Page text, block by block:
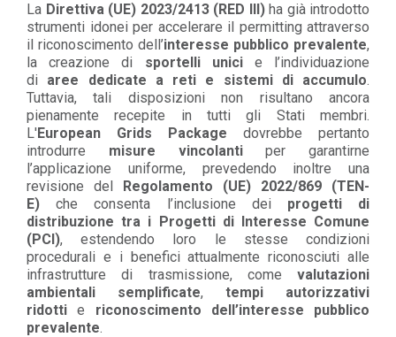
La Direttiva (UE) 2023/2413 (RED III) ha già introdotto
strumenti idonei per accelerare il permitting attraverso
il riconoscimento dell’interesse pubblico prevalente,
la creazione di
sportelli unici
e l’individuazione
di aree dedicate a reti e sistemi di accumulo.
Tuttavia, tali disposizioni non risultano ancora
pienamente recepite in tutti gli Stati membri.
L'European Grids Package
dovrebbe pertanto
introdurre
misure vincolanti
per garantirne
l’applicazione uniforme, prevedendo inoltre una
revisione del
Regolamento (UE) 2022/869 (TEN-
E)
che consenta l’inclusione dei
progetti di
distribuzione tra i Progetti di Interesse Comune
(PCI), estendendo loro le stesse condizioni
procedurali e i benefici attualmente riconosciuti alle
infrastrutture di trasmissione, come
valutazioni
ambientali semplificate,
tempi autorizzativi
ridotti e
riconoscimento dell’interesse pubblico
prevalente.